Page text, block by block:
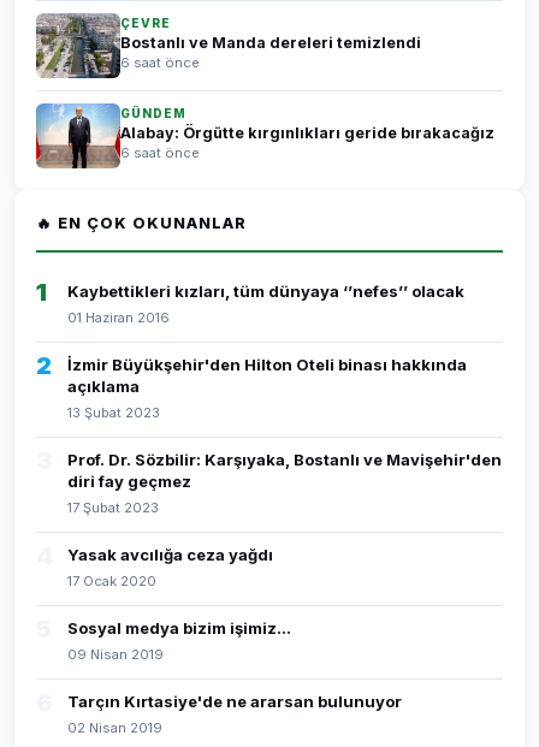
ÇEVRE
Bostanlı ve Manda dereleri temizlendi
6 saat önce
GÜNDEM
Alabay: Örgütte kırgınlıkları geride bırakacağız
6 saat önce
🔥 EN ÇOK OKUNANLAR
1 Kaybettikleri kızları, tüm dünyaya ‘’nefes’’ olacak
01 Haziran 2016
2
İzmir Büyükşehir'den Hilton Oteli binası hakkında
açıklama
13 Şubat 2023
Prof. Dr. Sözbilir: Karşıyaka, Bostanlı ve Mavişehir'den
diri fay geçmez
17 Şubat 2023
Yasak avcılığa ceza yağdı
17 Ocak 2020
Sosyal medya bizim işimiz...
09 Nisan 2019
Tarçın Kırtasiye'de ne ararsan bulunuyor
02 Nisan 2019